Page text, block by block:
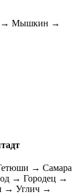
→ Мышкин →
→ Самара
→ Городец →
→ Углич →